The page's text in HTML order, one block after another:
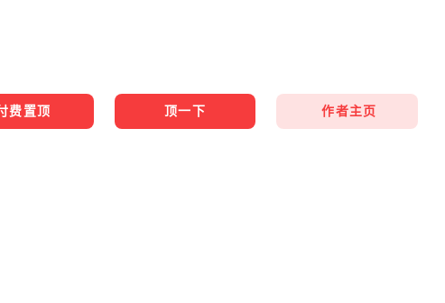
费置顶 顶一下 作者主页